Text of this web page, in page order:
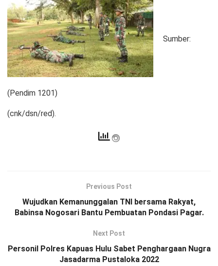
Sumber:
(Pendim 1201)
(cnk/dsn/red).
Previous Post
Wujudkan Kemanunggalan TNI bersama Rakyat,
Babinsa Nogosari Bantu Pembuatan Pondasi Pagar.
Next Post
Personil Polres Kapuas Hulu Sabet Penghargaan Nugra
Jasadarma Pustaloka 2022